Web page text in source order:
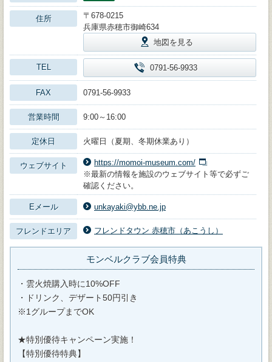
住所
〒678-0215
兵庫県赤穂市御崎634
地図を見る
TEL 0791-56-9933
FAX 0791-56-9933
営業時間 9:00～16:00
定休日 火曜日（夏期、冬期休業あり）
ウェブサイト
https://momoi-museum.com/
※最新の情報を施設のウェブサイト等で必ずご
確認ください。
Eメール unkayaki@ybb.ne.jp
フレンドエリア フレンドタウン 赤穂市（あこうし）
モンベルクラブ会員特典
・雲火焼購入時に10%OFF
・ドリンク、デザート50円引き
※1グループまでOK
★特別優待キャンペーン実施！
【特別優待特典】